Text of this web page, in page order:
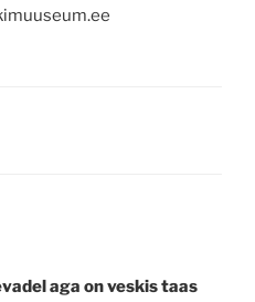
aga on veskis taas